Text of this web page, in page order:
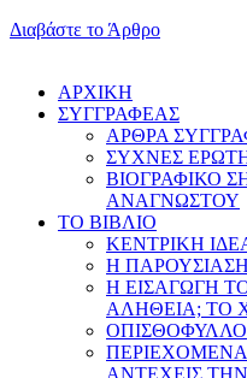
Διαβάστε το Άρθρο
AΡΧΙΚΗ
ΣΥΓΓΡΑΦΕΑΣ
ΑΡΘΡΑ
ΣΥΧΝΕΣ
ΒΙΟΓΡΑΦΙΚΟ
ΑΝΑΓΝΩΣΤΟΥ
ΤΟ ΒΙΒΛΙΟ
ΚΕΝΤΡΙΚΗ
Η
Η ΕΙΣΑΓΩΓΗ
ΑΛΗΘΕΙΑ; ΤΟ
ΟΠΙΣΘΟΦΥΛΛΟ
ΑΝΤΕΧΕΙΣ